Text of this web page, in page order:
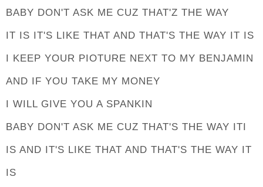
BABY DON'T ASK ME CUZ THAT'Z THE WAY
IT IS IT'S LIKE THAT AND THAT'S THE WAY IT IS
I KEEP YOUR PIOTURE NEXT TO MY BENJAMIN
AND IF YOU TAKE MY MONEY
I WILL GIVE YOU A SPANKIN
BABY DON'T ASK ME CUZ THAT'S THE WAY ITI
IS AND IT'S LIKE THAT AND THAT'S THE WAY IT
IS